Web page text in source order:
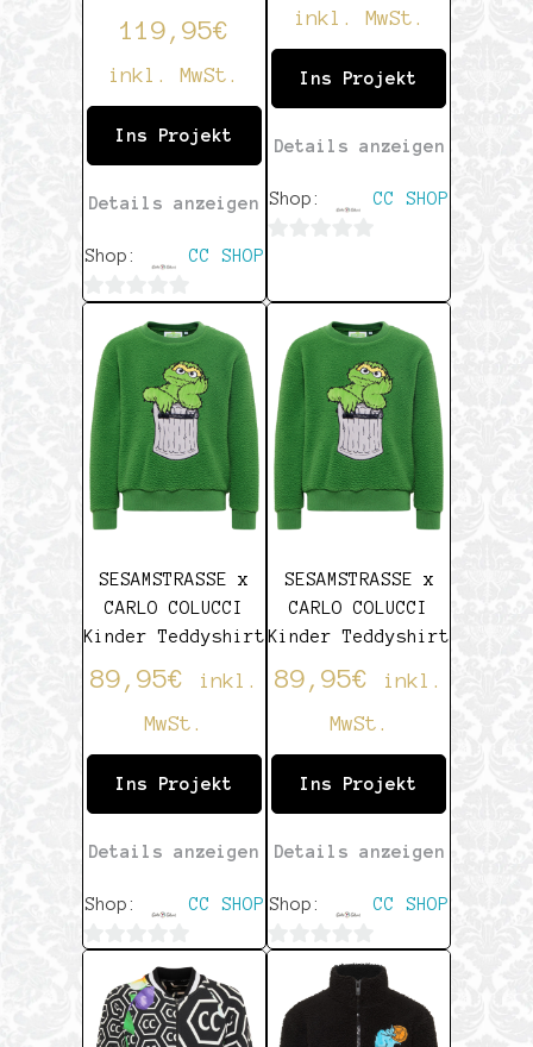
119,95€
inkl. MwSt.
Ins Projekt
Details anzeigen
Shop: CC SHOP
0
von
inkl. MwSt.
Ins Projekt
Details anzeigen
Shop: CC SHOP
SESAMSTRASSE x
CARLO COLUCCI
Kinder Teddyshirt
89,95€
inkl.
MwSt.
Ins Projekt
Details anzeigen
Shop: CC SHOP
0
von
SESAMSTRASSE x
CARLO COLUCCI
Kinder Teddyshirt
89,95€
inkl.
MwSt.
Ins Projekt
Details anzeigen
Shop: CC SHOP